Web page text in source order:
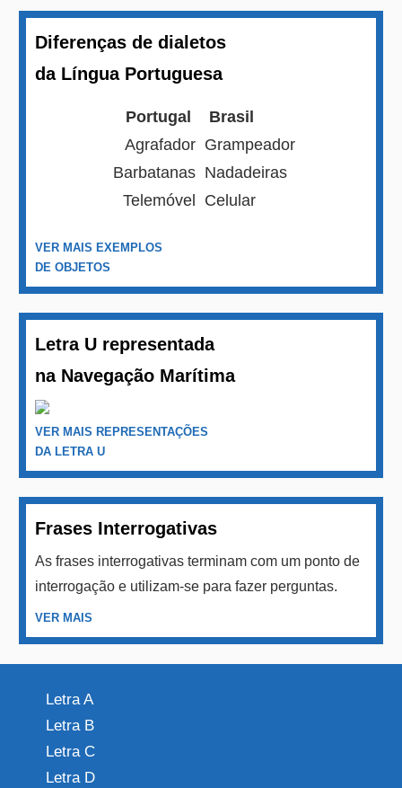
Diferenças de dialetos
da Língua Portuguesa
Portugal
Brasil
Agrafador Grampeador
Barbatanas Nadadeiras
Telemóvel
Celular
VER MAIS EXEMPLOS
DE OBJETOS
Letra U representada
na Navegação Marítima
VER MAIS REPRESENTAÇÕES
DA LETRA U
Frases Interrogativas
As frases interrogativas terminam com um ponto de
interrogação e utilizam-se para fazer perguntas.
VER MAIS
Letra A
Letra B
Letra C
Letra D